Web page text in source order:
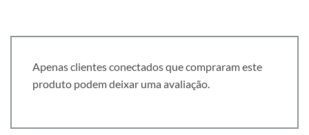
Apenas clientes conectados que compraram este
produto podem deixar uma avaliação.